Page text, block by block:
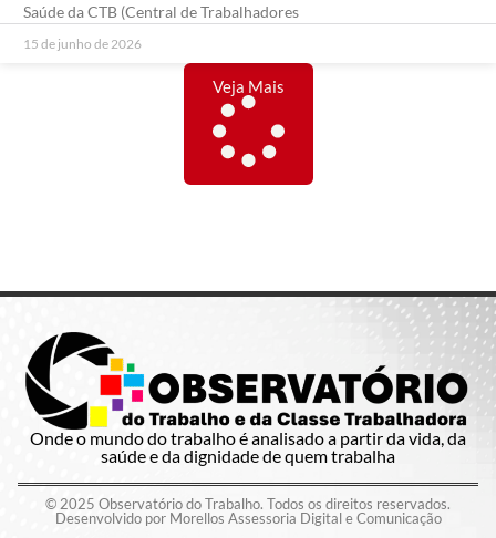
Saúde da CTB (Central de Trabalhadores
15 de junho de 2026
Veja Mais
Onde o mundo do trabalho é analisado a partir da vida, da
saúde e da dignidade de quem trabalha
© 2025 Observatório do Trabalho. Todos os direitos reservados.
Desenvolvido por Morellos Assessoria Digital e Comunicação